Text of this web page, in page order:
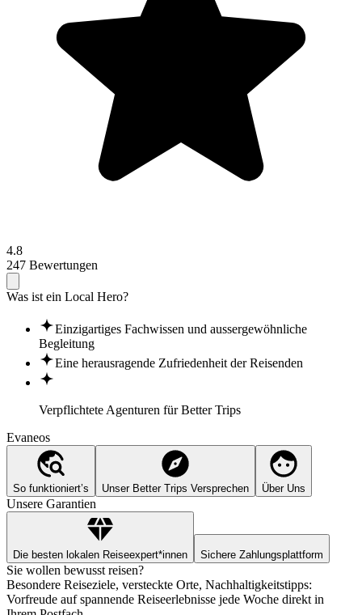
4.8
247 Bewertungen
Was ist ein Local Hero?
Einzigartiges Fachwissen und aussergewöhnliche
Begleitung
Eine herausragende Zufriedenheit der Reisenden
Verpflichtete Agenturen fürBetter Trips
Evaneos
So funktioniert’s Unser Better Trips Versprechen Über Uns
Unsere Garantien
Die besten lokalen Reiseexpert*innen Sichere Zahlungsplattform
Sie wollen bewusst reisen?
Besondere Reiseziele, versteckte Orte, Nachhaltigkeitstipps:
Vorfreude auf spannende Reiseerlebnisse jede Woche direkt in